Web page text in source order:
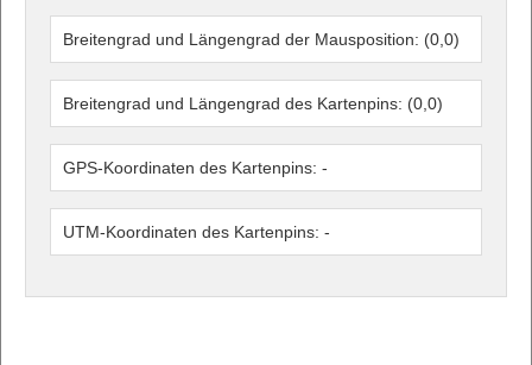
Breitengrad und Längengrad der Mausposition: (0,0)
Breitengrad und Längengrad des Kartenpins: (0,0)
GPS-Koordinaten des Kartenpins: -
UTM-Koordinaten des Kartenpins: -